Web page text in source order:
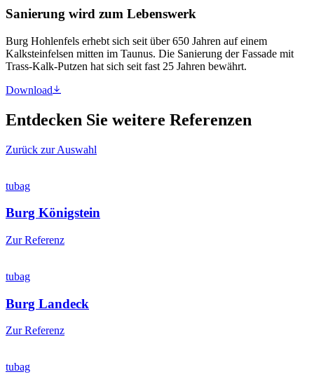
Sanierung wird zum Lebenswerk
Burg Hohlenfels erhebt sich seit über 650 Jahren auf einem
Kalksteinfelsen mitten im Taunus. Die Sanierung der Fassade mit
Trass-Kalk-Putzen hat sich seit fast 25 Jahren bewährt.
Download
Entdecken Sie weitere Referenzen
Zurück zur Auswahl
tubag
Burg Königstein
Zur Referenz
tubag
Burg Landeck
Zur Referenz
tubag